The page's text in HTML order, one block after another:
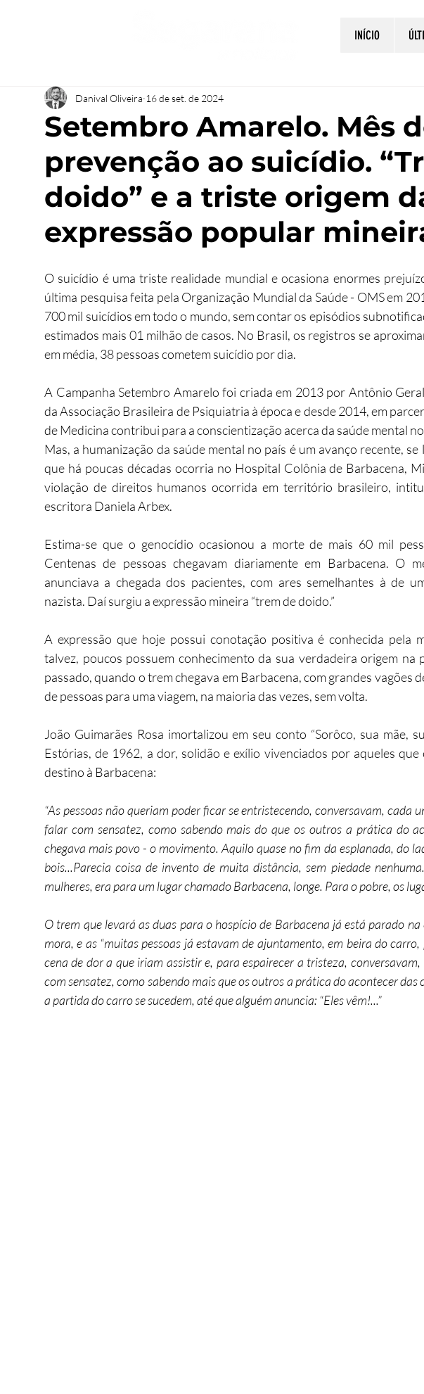
INÍCIO
Setembro Amarelo. Mês
prevenção ao suicídio.
doido” e a triste origem
expressão popular
Danival Oliveira 16 de set. de 2024
O suicídio é uma triste realidade mundial e ocasiona enormes
última pesquisa feita pela Organização Mundial da Saúde - OMS em
700 mil suicídios em todo o mundo, sem contar os episódios
estimados mais 01 milhão de casos. No Brasil, os registros se
em média, 38 pessoas cometem suicídio por dia.
A Campanha Setembro Amarelo foi criada em 2013 por Antônio
da Associação Brasileira de Psiquiatria à época e desde 2014, em
de Medicina contribui para a conscientização acerca da saúde mental
Mas, a humanização da saúde mental no país é um avanço recente,
que há poucas décadas ocorria no Hospital Colônia de Barbacena,
violação de direitos humanos ocorrida em território brasileiro,
escritora Daniela Arbex.
Estima-se que o genocídio ocasionou a morte de mais 60 mil
Centenas de pessoas chegavam diariamente em Barbacena. O
anunciava a chegada dos pacientes, com ares semelhantes à de
nazista. Daí surgiu a expressão mineira “trem de doido.”
A expressão que hoje possui conotação positiva é conhecida pela
talvez, poucos possuem conhecimento da sua verdadeira origem na
passado, quando o trem chegava em Barbacena, com grandes vagões
de pessoas para uma viagem, na maioria das vezes, sem volta.
João Guimarães Rosa imortalizou em seu conto “Sorôco, sua mãe,
Estórias, de 1962, a dor, solidão e exílio vivenciados por aqueles
destino à Barbacena:
“As pessoas não queriam poder ficar se entristecendo, conversavam, cada
falar com sensatez, como sabendo mais do que os outros a prática do
chegava mais povo - o movimento. Aquilo quase no fim da esplanada, do
bois...Parecia coisa de invento de muita distância, sem piedade
mulheres, era para um lugar chamado Barbacena, longe. Para o pobre, os
O trem que levará as duas para o hospício de Barbacena já está parado
mora, e as “muitas pessoas já estavam de ajuntamento, em beira do carro,
cena de dor a que iriam assistir e, para espairecer a tristeza,
com sensatez, como sabendo mais que os outros a prática do acontecer das
a partida do carro se sucedem, até que alguém anuncia: “Eles vêm!...”